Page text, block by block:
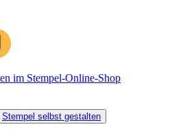
Stempel selbst gestalten